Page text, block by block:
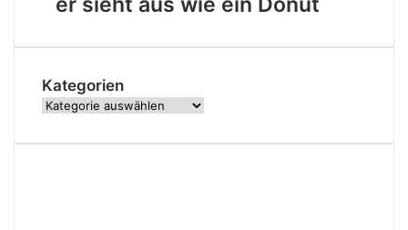
Lautsprecher
sieht
aus
Kategorien
Kategorien